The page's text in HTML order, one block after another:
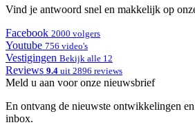
Vind je antwoord snel en makkelijk op
Facebook 2000 volgers
Youtube 756 video's
Vestigingen Bekijk alle 12
Reviews 9.4 uit 2896 reviews
Meld u aan voor onze nieuwsbrief
En ontvang de nieuwste ontwikkelingen
inbox.